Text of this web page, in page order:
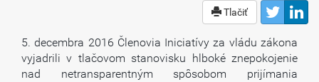
Tlačiť
5. decembra 2016 Členovia Iniciatívy za vládu zákona
vyjadrili v tlačovom stanovisku hlboké znepokojenie
nad netransparentným spôsobom prijímania